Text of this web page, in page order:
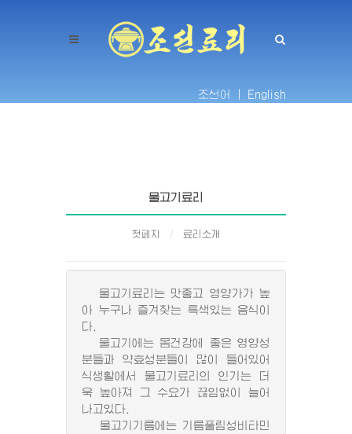
조선어 | English
물고기료리
첫페지 료리소개
물고기료리는 맛좋고 영양가가 높
아 누구나 즐겨찾는 특색있는 음식이
다.
물고기에는 몸건강에 좋은 영양성
분들과 약효성분들이 많이 들어있어
식생활에서 물고기료리의 인기는 더
욱 높아져 그 수요가 끊임없이 늘어
나고있다.
물고기기름에는 기름풀림성비타민